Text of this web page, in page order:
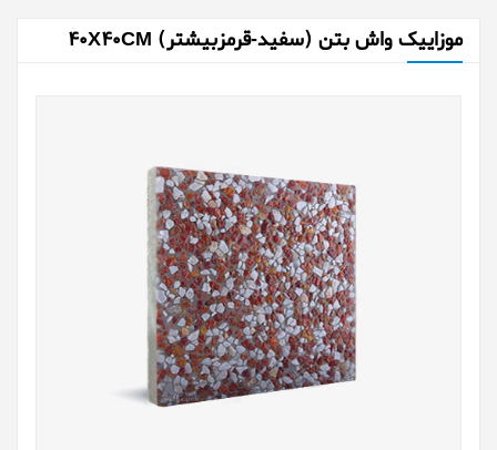
موزایيک واش بتن (سفید-قرمزبیشتر) 40X40CM